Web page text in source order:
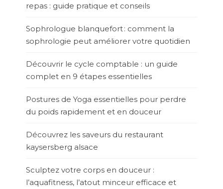
repas : guide pratique et conseils
Sophrologue blanquefort : comment la
sophrologie peut améliorer votre quotidien
Découvrir le cycle comptable : un guide
complet en 9 étapes essentielles
Postures de Yoga essentielles pour perdre
du poids rapidement et en douceur
Découvrez les saveurs du restaurant
kaysersberg alsace
Sculptez votre corps en douceur :
l’aquafitness, l’atout minceur efficace et